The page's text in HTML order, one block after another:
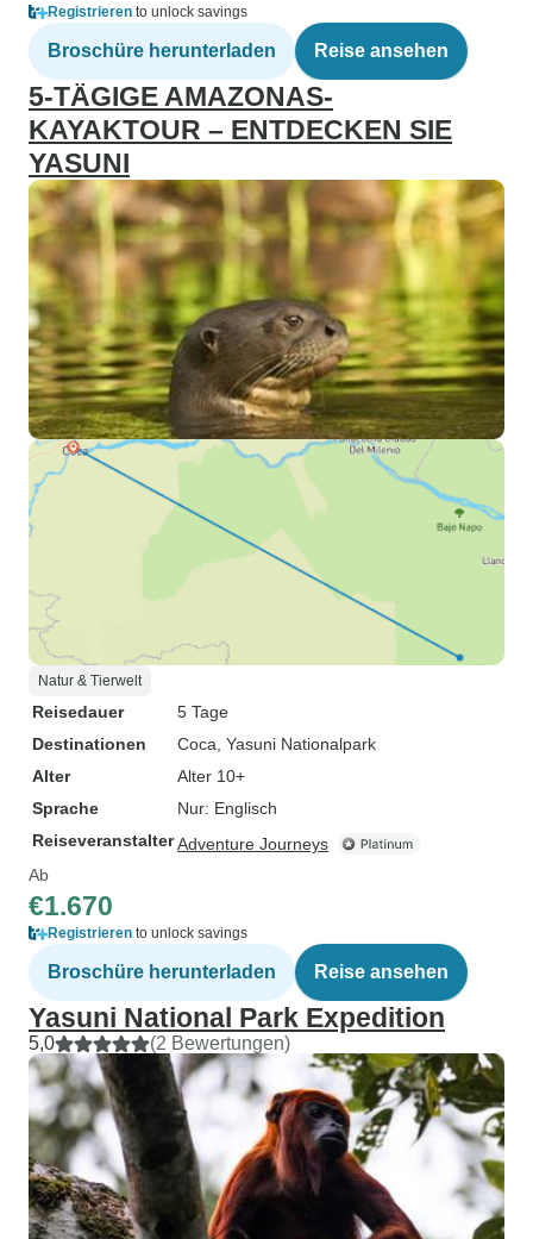
Registrieren to unlock savings
Broschüre herunterladen Reise ansehen
5-TÄGIGE AMAZONAS-
KAYAKTOUR – ENTDECKEN SIE
YASUNI
Natur & Tierwelt
Reisedauer
5 Tage
Destinationen
Coca , Yasuni Nationalpark
Alter
Alter 10+
Sprache
Nur: Englisch
ReiseveranstalterAdventure Journeys
Ab
€1.670
Registrieren to unlock savings
Broschüre herunterladen Reise ansehen
Yasuni National Park Expedition
5,0 (2 Bewertungen)